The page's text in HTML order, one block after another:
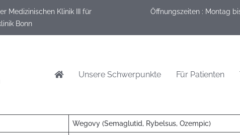
Medizinischen Klinik III für
Bonn
Öffnungszeiten : Montag
Unsere Schwerpunkte Für Patienten
Wegovy (Semaglutid, Rybelsus, Ozempic)